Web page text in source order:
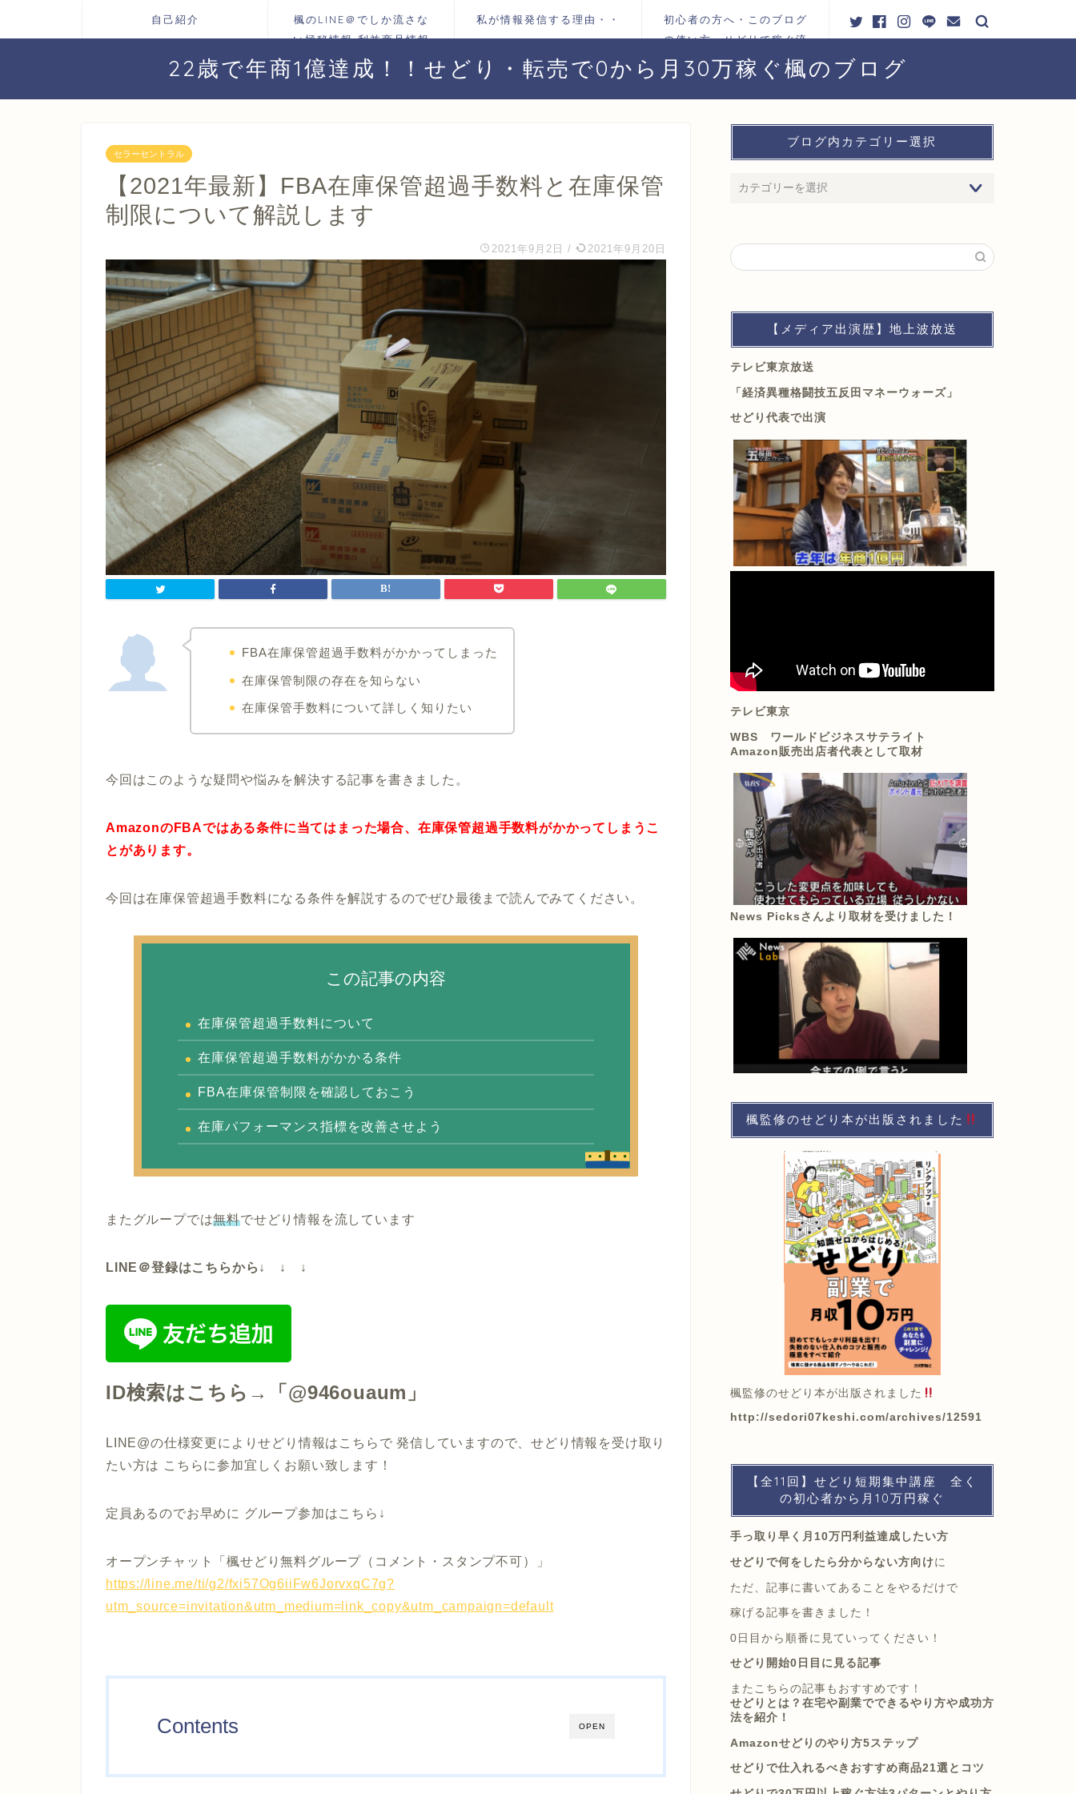
自己紹介
楓のLINE＠でしか流さな
い極秘情報 利益商品情報
お届けします！無料グルー
プへのご案内
私が情報発信する理由・・
初心者の方へ・このブログ
の使い方・せどりで稼ぐ流
れ
22歳で年商1億達成！！せどり・転売で0から月30万稼ぐ楓のブログ
セラーセントラル
【2021年最新】FBA在庫保管超過手数料と在庫保管
制限について解説します
2021年9月2日 / 2021年9月20日
FBA在庫保管超過手数料がかかってしまった
在庫保管制限の存在を知らない
在庫保管手数料について詳しく知りたい
今回はこのような疑問や悩みを解決する記事を書きました。
AmazonのFBAではある条件に当てはまった場合、在庫保管超過手数料がかかってしまうこ
とがあります。
今回は在庫保管超過手数料になる条件を解説するのでぜひ最後まで読んでみてください。
この記事の内容
在庫保管超過手数料について
在庫保管超過手数料がかかる条件
FBA在庫保管制限を確認しておこう
在庫パフォーマンス指標を改善させよう
またグループでは無料でせどり情報を流しています
LINE＠登録はこちらから↓ ↓ ↓
ID検索はこちら→「@946ouaum」
LINE@の仕様変更によりせどり情報はこちらで 発信していますので、せどり情報を受け取り
たい方は こちらに参加宜しくお願い致します！
定員あるのでお早めに グループ参加はこちら↓
オープンチャット「楓せどり無料グループ（コメント・スタンプ不可）」
https://line.me/ti/g2/fxi57Og6iiFw6JorvxqC7g?
utm_source=invitation&utm_medium=link_copy&utm_campaign=default
OPEN
Contents
ブログ内カテゴリー選択
【メディア出演歴】地上波放送
テレビ東京放送
「経済異種格闘技五反田マネーウォーズ」
せどり代表で出演
テレビ東京
WBS ワールドビジネスサテライト
Amazon販売出店者代表として取材
News Picksさんより取材を受けました！
楓監修のせどり本が出版されました
楓監修のせどり本が出版されました
http://sedori07keshi.com/archives/12591
【全11回】せどり短期集中講座 全く
の初心者から月10万円稼ぐ
手っ取り早く月10万円利益達成したい方
せどりで何をしたら分からない方向けに
ただ、記事に書いてあることをやるだけで
稼げる記事を書きました！
0日目から順番に見ていってください！
せどり開始0日目に見る記事
またこちらの記事もおすすめです！
せどりとは？在宅や副業でできるやり方や成功方
法を紹介！
Amazonせどりのやり方5ステップ
せどりで仕入れるべきおすすめ商品21選とコツ